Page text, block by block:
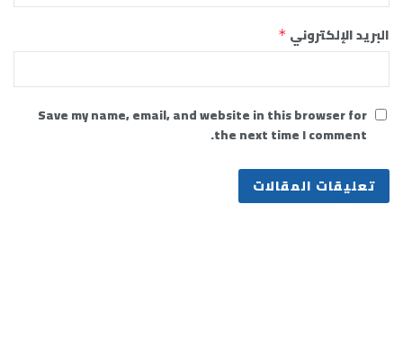
البريد الإلكتروني *
Save my name, email, and website in this browser for
the next time I comment.